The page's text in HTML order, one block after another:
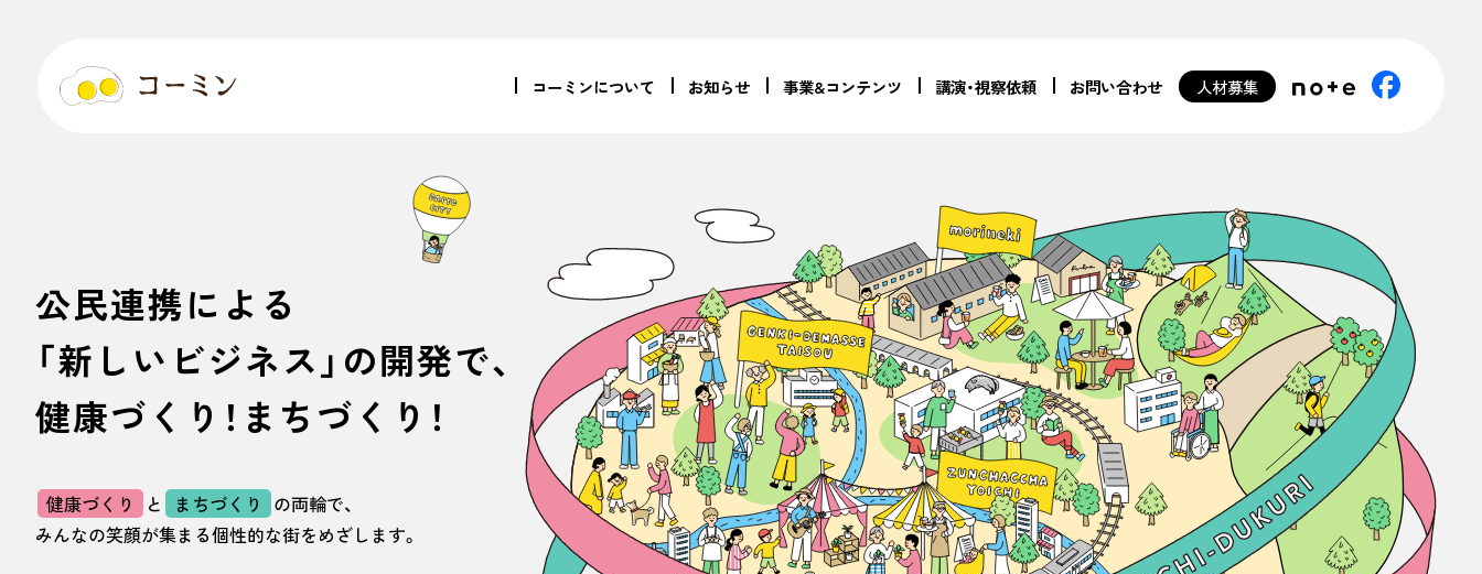
コーミンについて お知らせ 事業&コンテンツ 講演・視察依頼 お問い合わせ 人材募集
公民連携による
「新しいビジネス」の開発で、
健康づくり！まちづくり！
健康づくり と まちづくり
の両輪で、
みんなの笑顔が集まる個性的な街をめざします。